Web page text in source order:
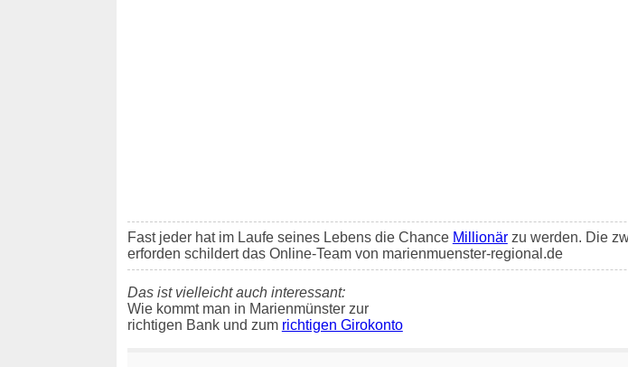
Fast jeder hat im Laufe seines Lebens die Chance Millionärzu werden. Die
erforden schildert das Online-Team von marienmuenster-regional.de
Das ist vielleicht auch interessant:
Wie kommt man in Marienmünster zur
richtigen Bank und zum richtigen Girokonto